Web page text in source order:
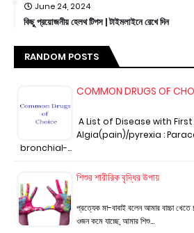
June 24, 2024
কিছু প্রয়োজনীয় হেলথ টিপস | টাইমলাইনে রেখে দিন
RANDOM POSTS
COMMON DRUGS OF
A List of Disease with
Algia(pain)/pyrexia :
bronchial-…
শিশুর শারীরিক বৃদ্ধির উপায়
প্রত্যেক মা-বাবাই বলেন আমার বাচ্চা খেতে
ওজন কমে যাচ্ছে, আমার শিশু…